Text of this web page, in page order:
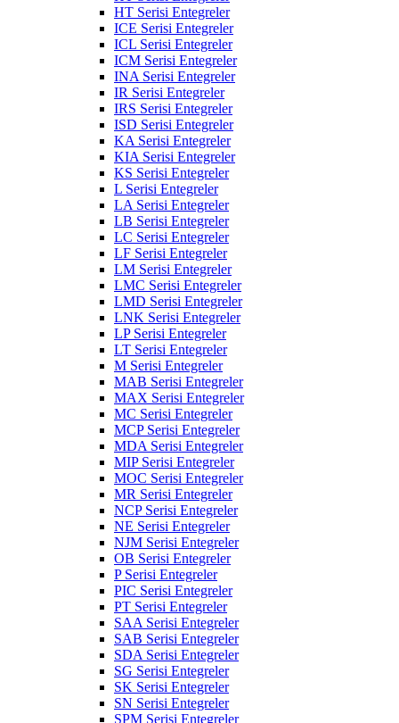
HT Serisi Entegreler
ICE Serisi Entegreler
ICL Serisi Entegreler
ICM Serisi Entegreler
INA Serisi Entegreler
IR Serisi Entegreler
IRS Serisi Entegreler
ISD Serisi Entegreler
KA Serisi Entegreler
KIA Serisi Entegreler
KS Serisi Entegreler
L Serisi Entegreler
LA Serisi Entegreler
LB Serisi Entegreler
LC Serisi Entegreler
LF Serisi Entegreler
LM Serisi Entegreler
LMC Serisi Entegreler
LMD Serisi Entegreler
LNK Serisi Entegreler
LP Serisi Entegreler
LT Serisi Entegreler
M Serisi Entegreler
MAB Serisi Entegreler
MAX Serisi Entegreler
MC Serisi Entegreler
MCP Serisi Entegreler
MDA Serisi Entegreler
MIP Serisi Entegreler
MOC Serisi Entegreler
MR Serisi Entegreler
NCP Serisi Entegreler
NE Serisi Entegreler
NJM Serisi Entegreler
OB Serisi Entegreler
P Serisi Entegreler
PIC Serisi Entegreler
PT Serisi Entegreler
SAA Serisi Entegreler
SAB Serisi Entegreler
SDA Serisi Entegreler
SG Serisi Entegreler
SK Serisi Entegreler
SN Serisi Entegreler
SPM Serisi Entegreler